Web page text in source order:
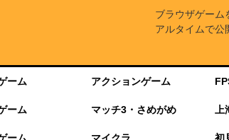
ブラウザゲーム
アルタイムで公
ーム アクションゲーム
ーム マッチ3・さめがめ